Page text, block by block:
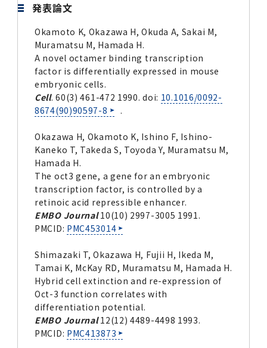
発表論文
Okamoto K, Okazawa H, Okuda A, Sakai M,
Muramatsu M, Hamada H.
A novel octamer binding transcription
factor is differentially expressed in mouse
embryonic cells.
Cell. 60(3) 461-472 1990. doi: 10.1016/0092-
8674(90)90597-8
.
Okazawa H, Okamoto K, Ishino F, Ishino-
Kaneko T, Takeda S, Toyoda Y, Muramatsu M,
Hamada H.
The oct3 gene, a gene for an embryonic
transcription factor, is controlled by a
retinoic acid repressible enhancer.
EMBO Journal10(10) 2997-3005 1991.
PMCID: PMC453014
Shimazaki T, Okazawa H, Fujii H, Ikeda M,
Tamai K, McKay RD, Muramatsu M, Hamada H.
Hybrid cell extinction and re-expression of
Oct-3 function correlates with
differentiation potential.
EMBO Journal12(12) 4489-4498 1993.
PMCID: PMC413873